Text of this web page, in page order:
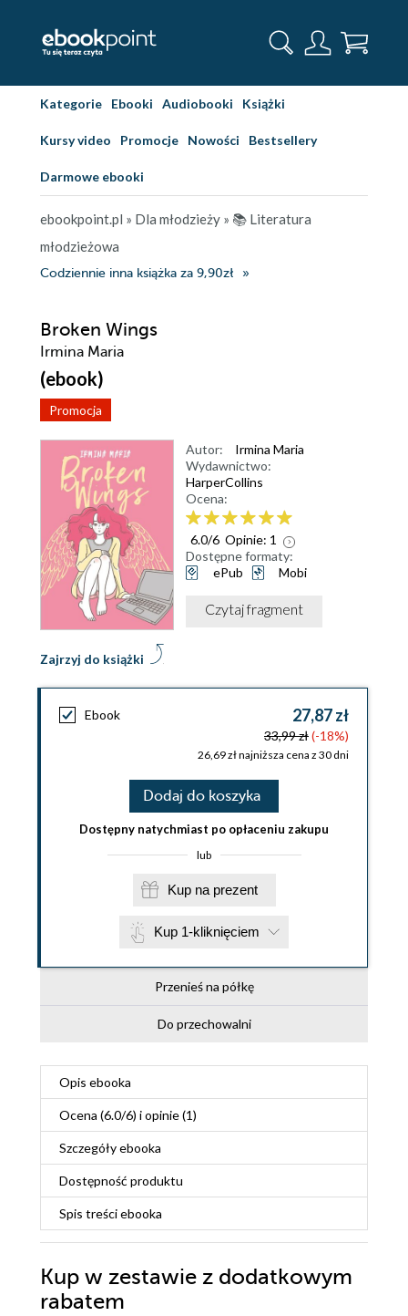
Kategorie Ebooki Audiobooki Książki
Kursy video Promocje Nowości Bestsellery
Darmowe ebooki
ebookpoint.pl » Dla młodzieży » 📚 Literatura
młodzieżowa
Codziennie inna książka za 9,90zł
Broken Wings
Irmina Maria
(ebook)
Promocja
Zajrzyj do książki
Autor:
Irmina Maria
Wydawnictwo:
HarperCollins
Ocena:
6.0/6 Opinie: 1
Dostępne formaty:
ePub
Mobi
Czytaj fragment
Ebook 27,87 zł
33,99 zł(-18%)
26,69 zł najniższa cena z 30 dni
Dodaj do koszyka
Dostępny natychmiast po opłaceniu zakupu
lub
Kup na prezent
Kup 1-kliknięciem
Przenieś na półkę
Do przechowalni
Opis ebooka
Ocena (6.0/6) i opinie (1)
Szczegółyebooka
Dostępność produktu
Spis treściebooka
Kup w zestawie z dodatkowym
rabatem